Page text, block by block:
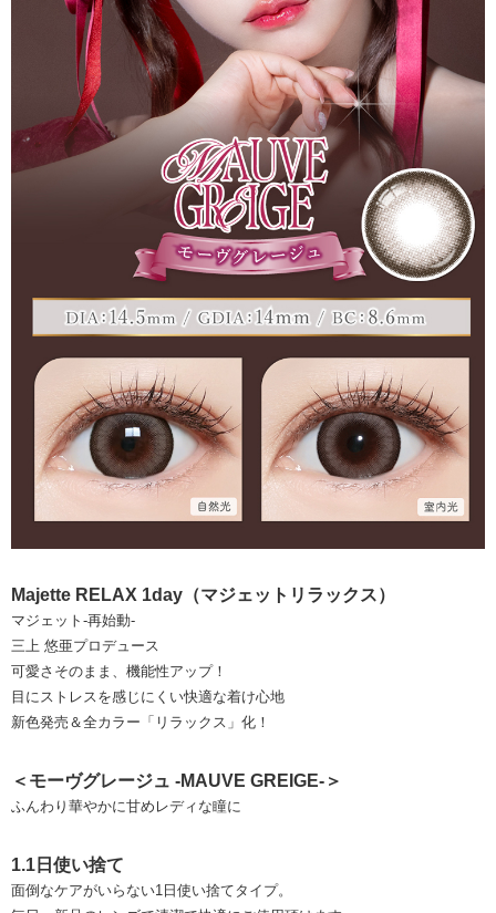
Majette RELAX 1day（マジェットリラックス）
マジェット-再始動-
三上 悠亜プロデュース
可愛さそのまま、機能性アップ！
目にストレスを感じにくい快適な着け心地
新色発売＆全カラー「リラックス」化！
＜モーヴグレージュ -MAUVE GREIGE-＞
ふんわり華やかに甘めレディな瞳に
1.1日使い捨て
面倒なケアがいらない1日使い捨てタイプ。